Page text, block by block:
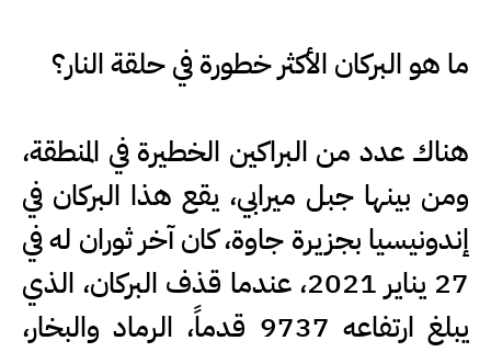
ما هو البركان الأكثر خطورة في حلقة النار؟
هناك عدد من البراكين الخطيرة في المنطقة،
ومن بينها جبل ميرابي، يقع هذا البركان في
إندونيسيا بجزيرة جاوة، كان آخر ثوران له في
27 يناير 2021، عندما قذف البركان، الذي
يبلغ ارتفاعه 9737 قدماً، الرماد والبخار،